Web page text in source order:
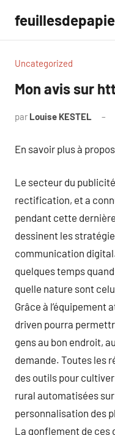
contenu
Uncategorized
Mon avis sur
par Louise KESTEL
En savoir plus à
Le secteur du
rectification, et a
pendant cette
dessinent les
communication
quelques temps
quelle nature sont
Grâce à l’équipement
driven pourra
gens au bon endroit,
demande. Toutes les
des outils pour
rural automatisées sur
personnalisation des
La gonflement de ces